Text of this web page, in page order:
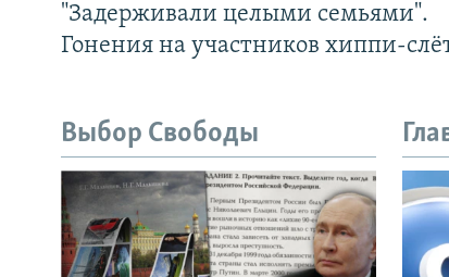
"Задерживали целыми семьями".
Гонения на участников хиппи-
Выбор Свободы